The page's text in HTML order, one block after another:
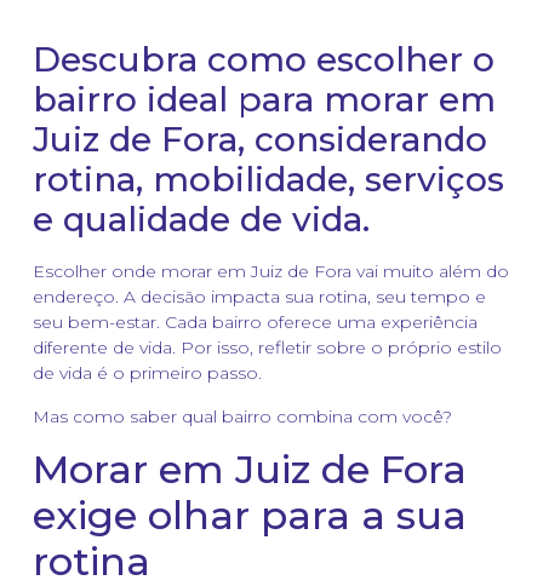
Descubra como escolher o
bairro ideal para morar em
Juiz de Fora, considerando
rotina, mobilidade, serviços
e qualidade de vida.
Escolher onde morar em Juiz de Fora vai muito além do
endereço. A decisão impacta sua rotina, seu tempo e
seu bem-estar. Cada bairro oferece uma experiência
diferente de vida. Por isso, refletir sobre o próprio estilo
de vida é o primeiro passo.
Mas como saber qual bairro combina com você?
Morar em Juiz de Fora
exige olhar para a sua
rotina